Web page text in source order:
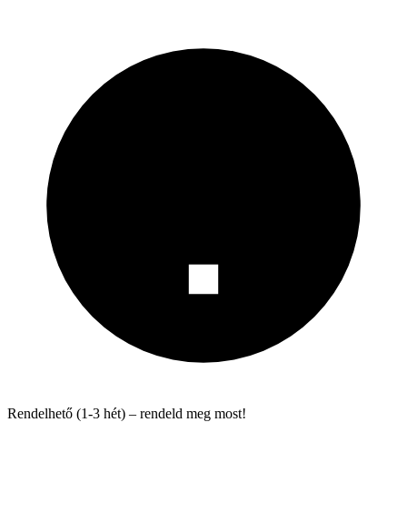
Rendelhető (1-3 hét) – rendeld meg most!